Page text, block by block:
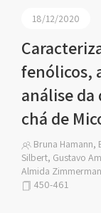
18/12/2020
fenólicos,
análise da
chá de
Bruna Hamann,
Silbert, Gustavo
Almida
450-461